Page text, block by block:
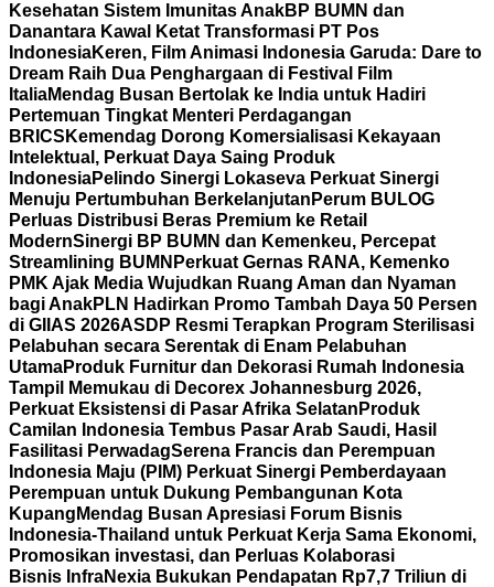
Kesehatan Sistem Imunitas AnakBP BUMN dan
Danantara Kawal Ketat Transformasi PT Pos
IndonesiaKeren, Film Animasi Indonesia Garuda: Dare to
Dream Raih Dua Penghargaan di Festival Film
ItaliaMendag Busan Bertolak ke India untuk Hadiri
Pertemuan Tingkat Menteri Perdagangan
BRICS Kemendag Dorong Komersialisasi Kekayaan
Intelektual, Perkuat Daya Saing Produk
IndonesiaPelindo Sinergi Lokaseva Perkuat Sinergi
Menuju Pertumbuhan Berkelanjutan Perum BULOG
Perluas Distribusi Beras Premium ke Retail
ModernSinergi BP BUMN dan Kemenkeu, Percepat
Streamlining BUMN Perkuat Gernas RANA, Kemenko
PMK Ajak Media Wujudkan Ruang Aman dan Nyaman
bagi AnakPLN Hadirkan Promo Tambah Daya 50 Persen
di GIIAS 2026ASDP Resmi Terapkan Program Sterilisasi
Pelabuhan secara Serentak di Enam Pelabuhan
UtamaProduk Furnitur dan Dekorasi Rumah Indonesia
Tampil Memukau di Decorex Johannesburg 2026,
Perkuat Eksistensi di Pasar Afrika Selatan Produk
Camilan Indonesia Tembus Pasar Arab Saudi, Hasil
Fasilitasi PerwadagSerena Francis dan Perempuan
Indonesia Maju (PIM) Perkuat Sinergi Pemberdayaan
Perempuan untuk Dukung Pembangunan Kota
Kupang Mendag Busan Apresiasi Forum Bisnis
Indonesia-Thailand untuk Perkuat Kerja Sama Ekonomi,
Promosikan investasi, dan Perluas Kolaborasi
Bisnis InfraNexia Bukukan Pendapatan Rp7,7 Triliun di